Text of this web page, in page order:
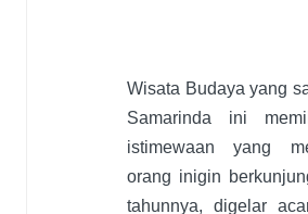
Wisata Budaya yang
Samarinda ini
istimewaan yang
orang inigin
tahunnya, digelar